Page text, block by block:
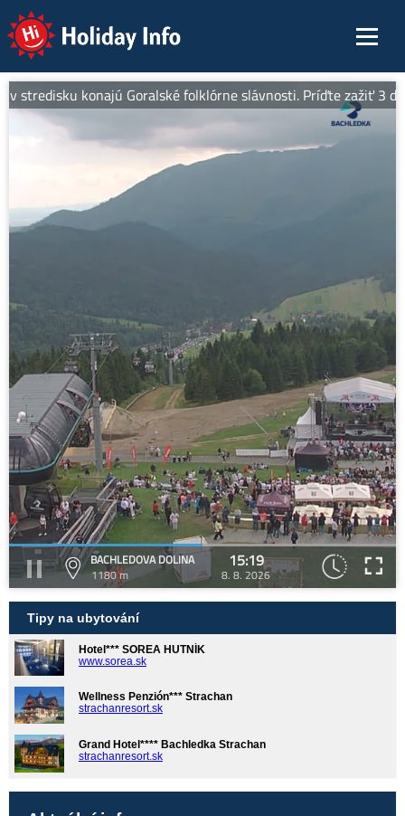
Holiday Info
konajú Goralské folklórne slávnosti. Príďte zažiť 3
BACHLEDOVA DOLINA
1180 m
15:19
8. 8. 2026
Tipy na ubytování
Hotel*** SOREA HUTNÍK
www.sorea.sk
Wellness Penzión*** Strachan
strachanresort.sk
Grand Hotel**** Bachledka Strachan
strachanresort.sk